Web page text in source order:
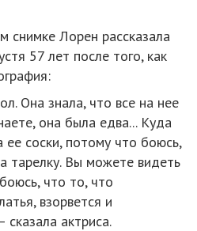
снимке Лорен рассказала
57 лет после того, как
Она знала, что все на нее
она была едва... Куда
соски, потому что боюсь,
тарелку. Вы можете видеть
что то, что
взорвется и
сказала актриса.